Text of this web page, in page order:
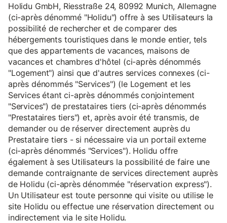
Holidu GmbH, Riesstraße 24, 80992 Munich, Allemagne
(ci-après dénommé "Holidu") offre à ses Utilisateurs la
possibilité de rechercher et de comparer des
hébergements touristiques dans le monde entier, tels
que des appartements de vacances, maisons de
vacances et chambres d'hôtel (ci-après dénommés
"Logement") ainsi que d'autres services connexes (ci-
après dénommés "Services") (le Logement et les
Services étant ci-après dénommés conjointement
"Services") de prestataires tiers (ci-après dénommés
"Prestataires tiers") et, après avoir été transmis, de
demander ou de réserver directement auprès du
Prestataire tiers - si nécessaire via un portail externe
(ci-après dénommés "Services"). Holidu offre
également à ses Utilisateurs la possibilité de faire une
demande contraignante de services directement auprès
de Holidu (ci-après dénommée "réservation express").
Un Utilisateur est toute personne qui visite ou utilise le
site Holidu ou effectue une réservation directement ou
indirectement via le site Holidu.